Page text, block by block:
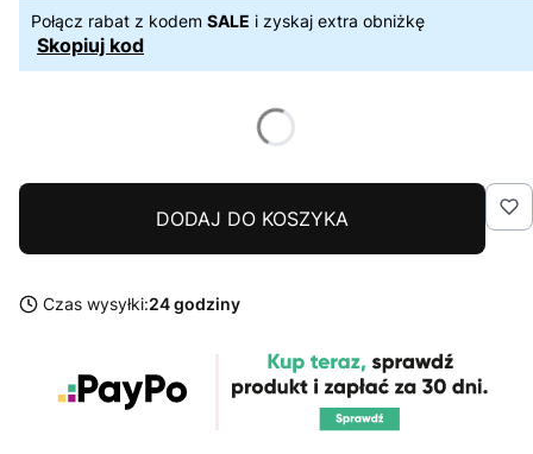
Połącz rabat z kodem SALE i zyskaj extra obniżkę
Skopiuj kod
DODAJ DO KOSZYKA
Czas wysyłki:24 godziny